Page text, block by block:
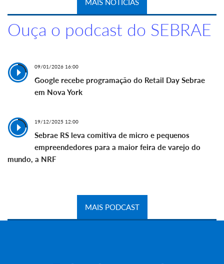
MAIS NOTÍCIAS
Ouça o podcast do SEBRAE
09/01/2026 16:00
Google recebe programação do Retail Day Sebrae
em Nova York
19/12/2025 12:00
Sebrae RS leva comitiva de micro e pequenos
empreendedores para a maior feira de varejo do
mundo, a NRF
MAIS PODCAST